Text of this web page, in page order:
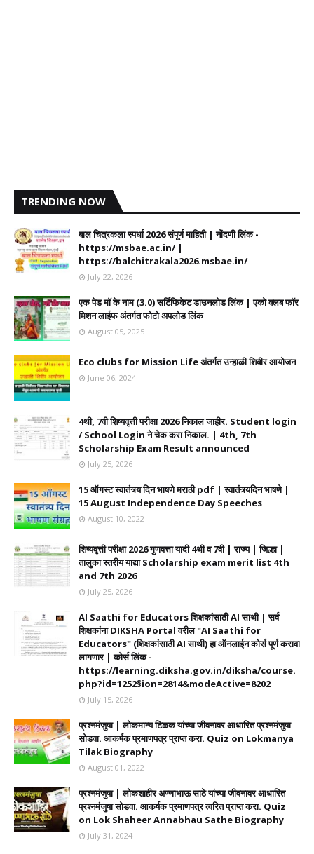
TRENDING NOW
बाल चित्रकला स्पर्धा 2026 संपूर्ण माहिती | नोंदणी लिंक -
https://msbae.ac.in/ |
https://balchitrakala2026.msbae.in/
July 22, 2026
एक पेड मॉ के नाम (3.0) सर्टिफिकेट डाउनलोड लिंक | एको क्लब फॉर
मिशन लाईफ अंतर्गत फोटो अपलोड लिंक
August 05, 2025
Eco clubs for Mission Life अंतर्गत उन्हाळी शिबीर आयोजन
June 06, 2024
4थी, 7वी शिष्यवृत्ती परीक्षा 2026 निकाल जाहीर. Student login
/ School Login ने चेक करा निकाल. | 4th, 7th
Scholarship Exam Result announced
July 25, 2026
15 ऑगस्ट स्वातंत्र्य दिन भाषणे मराठी pdf | स्वातंत्र्यदिन भाषणे |
15 August Independence Day Speeches
August 10, 2022
शिष्यवृत्ती परीक्षा 2026 गुणवत्ता यादी 4थी व 7वी | राज्य | जिल्हा |
तालुका स्तरीय याद्या Scholarship exam merit list 4th
and 7th 2026
July 25, 2026
AI Saathi for Educators शिक्षकांसाठी AI साथी | सर्व
शिक्षकांना DIKSHA Portal वरील "AI Saathi for
Educators" (शिक्षकांसाठी AI साथी) हा ऑनलाईन कोर्स पूर्ण करावा
लागणार | कोर्स लिंक -
https://learning.diksha.gov.in/diksha/course.
php?id=1252§ion=2814&modeActive=8202
July 15, 2026
प्रश्नमंजुषा | लोकमान्य टिळक यांच्या जीवनावर आधारित प्रश्नमंजुषा
सोडवा. आकर्षक प्रमाणपत्र प्राप्त करा. Quiz on Lokmanya
Tilak Biography
August 01, 2022
प्रश्नमंजुषा | लोकशाहीर अण्णाभाऊ साठे यांच्या जीवनावर आधारित
प्रश्नमंजुषा सोडवा. आकर्षक प्रमाणपत्र त्वरित प्राप्त करा. Quiz
on Lok Shaheer Annabhau Sathe Biography
July 31, 2024